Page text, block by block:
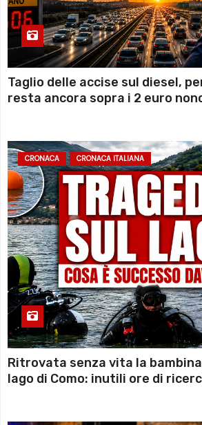
Taglio delle accise sul diesel,
resta ancora sopra i 2 euro
CRONACA CRONACA ITALIANA
Ritrovata senza vita la
lago di Como: inutili ore di